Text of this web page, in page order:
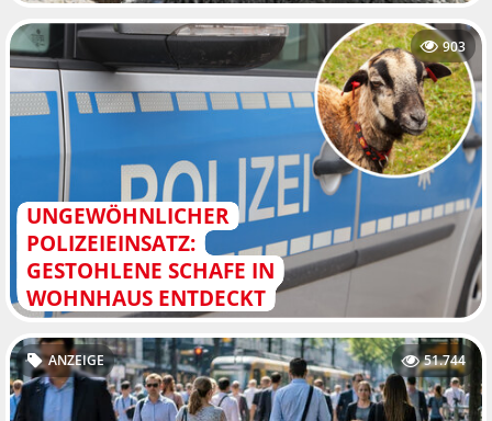
UNGEWÖHNLICHER
POLIZEIEINSATZ:
GESTOHLENE SCHAFE IN
WOHNHAUS ENTDECKT
903
ANZEIGE 51.744